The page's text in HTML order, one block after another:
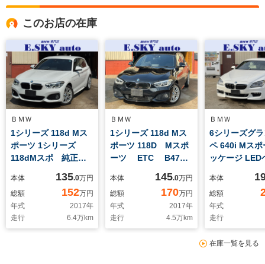
このお店の在庫
ＢＭＷ
1シリーズ 118d Mス
ポーツ 1シリーズ
118dMスポ 純正ナ
ン
本体 135.0万円
総額
152万円
年式
2017年
走行
6.4万km
ＢＭＷ
1シリーズ 118d Mス
ポーツ 118D Mスポ
ーツ ETC B47エ
本体 145.0万円
総額
170万円
年式
2017年
走行
4.5万km
ＢＭＷ
6シリーズグ
ペ 640i Mスポ
ッケージ LED
新品交換
本体
総額
年式
走行
在庫一覧を見る